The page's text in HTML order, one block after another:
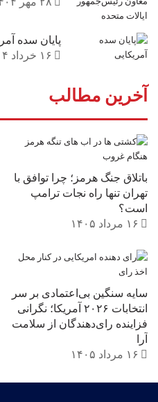
پایان سده
۱۶ خرداد ۱۴۰۴
آخرین مطالب
باتلاق جنگ هرمز؛ چرا توافق با
تهران تنها راه نجات ترامپ
است؟
۱۶ مرداد ۱۴۰۵
سایه سنگین بی‌اعتمادی بر سر
انتخابات ۲۰۲۶ آمریکا؛ نگرانی
فزاینده رای‌دهندگان از سلامت
آرا
۱۶ مرداد ۱۴۰۵